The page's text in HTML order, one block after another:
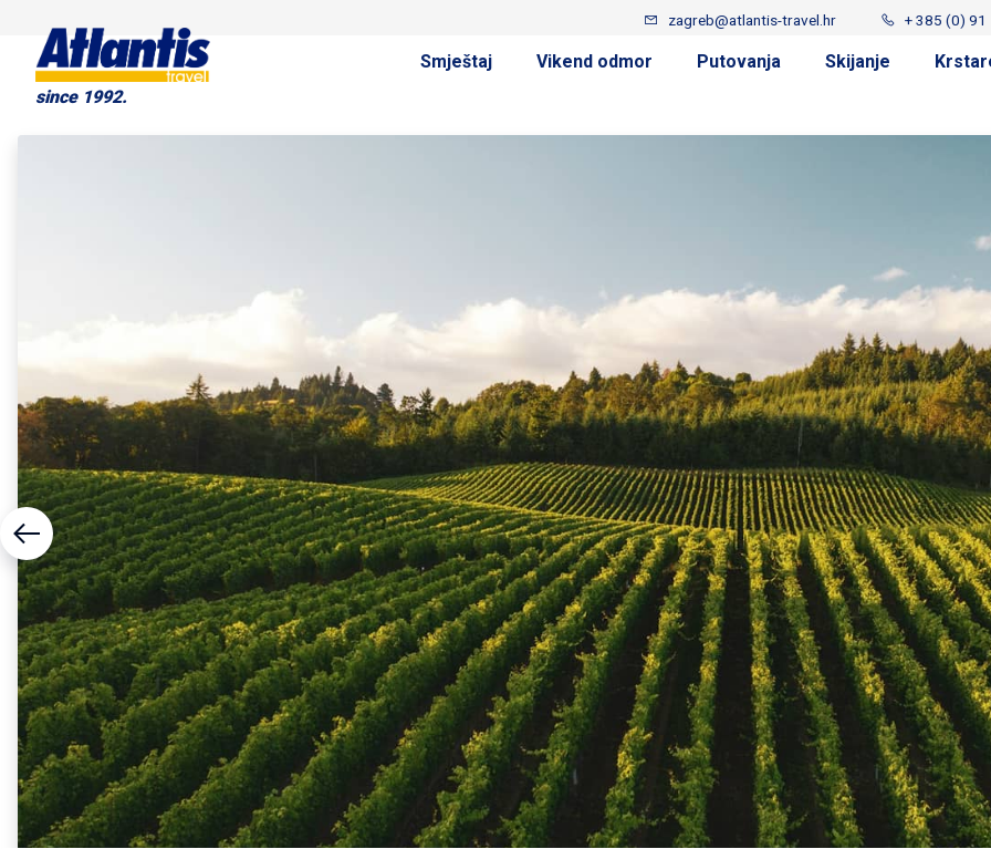
since 1992.
zagreb@atlantis-travel.hr + 385 (0)
Smještaj Vikend odmor Putovanja Skijanje